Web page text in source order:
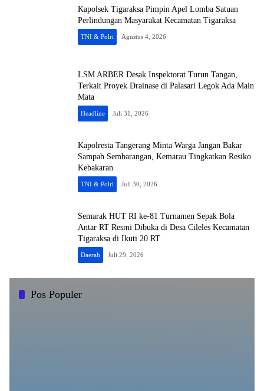
Kapolsek Tigaraksa Pimpin Apel Lomba Satuan
Perlindungan Masyarakat Kecamatan Tigaraksa
TNI & Polri Agustus 4, 2026
LSM ARBER Desak Inspektorat Turun Tangan,
Terkait Proyek Drainase di Palasari Legok Ada Main
Mata
Headline Juli 31, 2026
Kapolresta Tangerang Minta Warga Jangan Bakar
Sampah Sembarangan, Kemarau Tingkatkan Resiko
Kebakaran
TNI & Polri Juli 30, 2026
Semarak HUT RI ke-81 Turnamen Sepak Bola
Antar RT Resmi Dibuka di Desa Cileles Kecamatan
Tigaraksa di Ikuti 20 RT
Daerah Juli 29, 2026
Pos Populer